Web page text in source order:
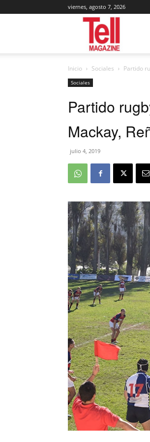
viernes, agosto 7, 2026
Inicio Sociales Partido
Sociales
Partido
Mackay,
julio 4, 2019